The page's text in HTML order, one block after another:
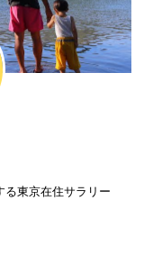
る東京在住サラリー